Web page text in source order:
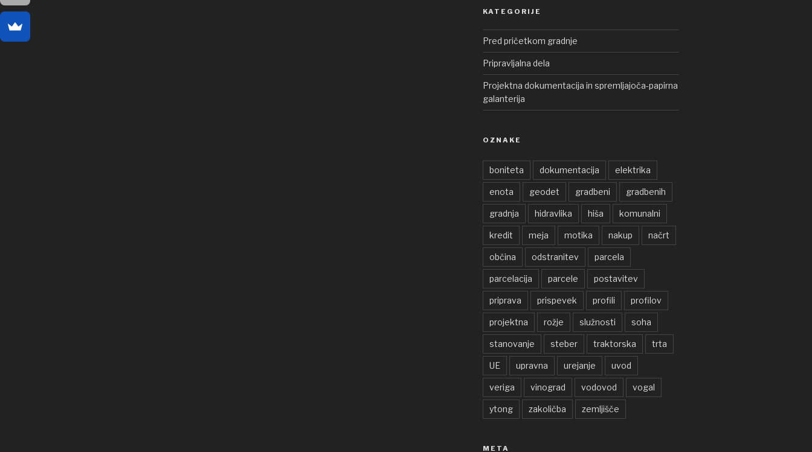
KATEGORIJE
Pred pričetkom gradnje
Pripravljalna dela
Projektna dokumentacija in spremljajoča-papirna
galanterija
OZNAKE
boniteta dokumentacija elektrika
enota geodet gradbeni gradbenih
gradnja hidravlika hiša komunalni
kredit meja motika nakup načrt
občina odstranitev parcela
parcelacija parcele postavitev
priprava prispevek profili profilov
projektna rožje služnosti soha
stanovanje steber traktorska trta
UE upravna urejanje uvod
veriga vinograd vodovod vogal
ytong zakoličba zemljišče
META